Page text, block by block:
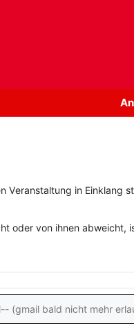
Veranstaltung in Einklang
oder von ihnen abweicht,